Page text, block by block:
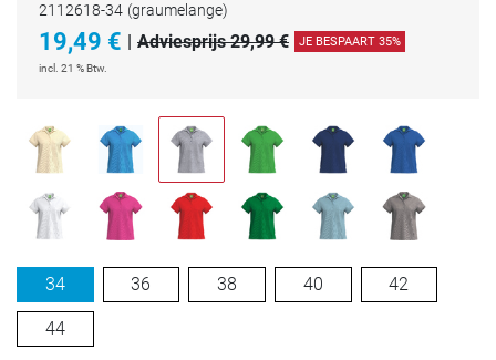
2112618-34 (graumelange)
19,49 € | Adviesprijs 29,99 € JE BESPAART 35%
incl. 21 % Btw.
34 36 38 40 42
44